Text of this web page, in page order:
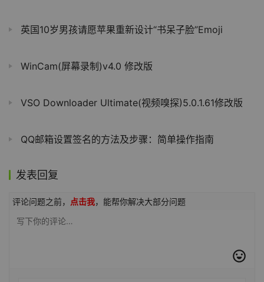
英国10岁男孩请愿苹果重新设计“书呆子脸”Emoji
WinCam(屏幕录制)v4.0 修改版
VSO Downloader Ultimate(视频嗅探)5.0.1.61修改版
QQ邮箱设置签名的方法及步骤：简单操作指南
发表回复
评论问题之前， 点击我，能帮你解决大部分问题